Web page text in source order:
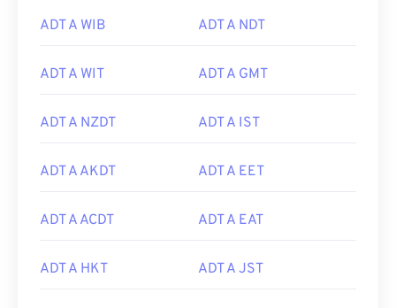
ADT A WIB ADT A NDT
ADT A WIT ADT A GMT
ADT A NZDT ADT A IST
ADT A AKDT ADT A EET
ADT A ACDT ADT A EAT
ADT A HKT ADT A JST